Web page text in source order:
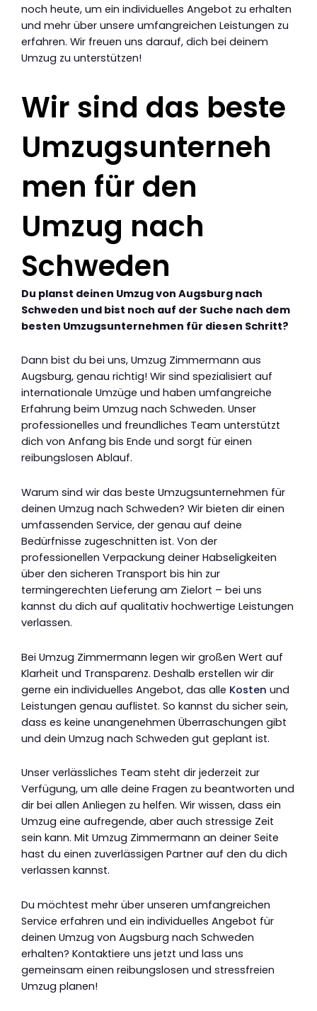
noch heute, um ein individuelles Angebot zu erhalten
und mehr über unsere umfangreichen Leistungen zu
erfahren. Wir freuen uns darauf, dich bei deinem
Umzug zu unterstützen!
Wir sind das beste
Umzugsunterneh
men für den
Umzug nach
Schweden
Du planst deinen Umzug von Augsburg nach
Schweden und bist noch auf der Suche nach dem
besten Umzugsunternehmen für diesen Schritt?
Dann bist du bei uns, Umzug Zimmermann aus
Augsburg, genau richtig! Wir sind spezialisiert auf
internationale Umzüge und haben umfangreiche
Erfahrung beim Umzug nach Schweden. Unser
professionelles und freundliches Team unterstützt
dich von Anfang bis Ende und sorgt für einen
reibungslosen Ablauf.
Warum sind wir das beste Umzugsunternehmen für
deinen Umzug nach Schweden? Wir bieten dir einen
umfassenden Service, der genau auf deine
Bedürfnisse zugeschnitten ist. Von der
professionellen Verpackung deiner Habseligkeiten
über den sicheren Transport bis hin zur
termingerechten Lieferung am Zielort – bei uns
kannst du dich auf qualitativ hochwertige Leistungen
verlassen.
Bei Umzug Zimmermann legen wir großen Wert auf
Klarheit und Transparenz. Deshalb erstellen wir dir
gerne ein individuelles Angebot, das alle Kosten und
Leistungen genau auflistet. So kannst du sicher sein,
dass es keine unangenehmen Überraschungen gibt
und dein Umzug nach Schweden gut geplant ist.
Unser verlässliches Team steht dir jederzeit zur
Verfügung, um alle deine Fragen zu beantworten und
dir bei allen Anliegen zu helfen. Wir wissen, dass ein
Umzug eine aufregende, aber auch stressige Zeit
sein kann. Mit Umzug Zimmermann an deiner Seite
hast du einen zuverlässigen Partner auf den du dich
verlassen kannst.
Du möchtest mehr über unseren umfangreichen
Service erfahren und ein individuelles Angebot für
deinen Umzug von Augsburg nach Schweden
erhalten? Kontaktiere uns jetzt und lass uns
gemeinsam einen reibungslosen und stressfreien
Umzug planen!